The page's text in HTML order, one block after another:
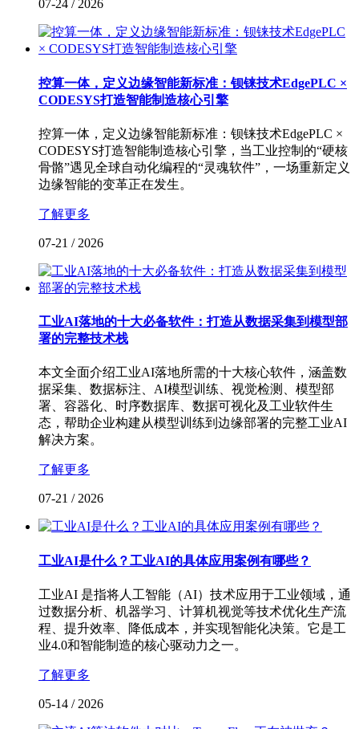
07-24 / 2026
控算一体，定义边缘智能新标准：钡铼技术EdgePLC ×
CODESYS打造智能制造核心引擎
控算一体，定义边缘智能新标准：钡铼技术EdgePLC ×
CODESYS打造智能制造核心引擎，当工业控制的“硬核
骨骼”遇见全球自动化编程的“灵魂软件”，一场重新定义
边缘智能的变革正在发生。
了解更多
07-21 / 2026
工业AI落地的十大必备软件：打造从数据采集到模型部
署的完整技术栈
本文全面介绍工业AI落地所需的十大核心软件，涵盖数
据采集、数据标注、AI模型训练、视觉检测、模型部
署、容器化、时序数据库、数据可视化及工业软件生
态，帮助企业构建从模型训练到边缘部署的完整工业AI
解决方案。
了解更多
07-21 / 2026
工业AI是什么？工业AI的具体应用案例有哪些？
工业AI 是指将人工智能（AI）技术应用于工业领域，通
过数据分析、机器学习、计算机视觉等技术优化生产流
程、提升效率、降低成本，并实现智能化决策。它是工
业4.0和智能制造的核心驱动力之一。
了解更多
05-14 / 2026